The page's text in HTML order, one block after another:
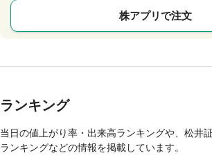
株アプリで注文
ランキング
当日の値上がり率・出来高ランキングや、松井
ランキングなどの情報を掲載しています。